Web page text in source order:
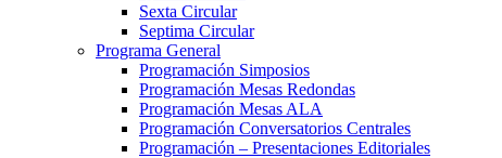
Sexta Circular
Septima Circular
Programa General
Programación Simposios
Programación Mesas Redondas
Programación Mesas ALA
Programación Conversatorios Centrales
Programación – Presentaciones Editoriales